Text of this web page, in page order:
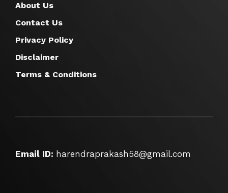
About Us
Contact Us
Privacy Policy
Disclaimer
Terms & Conditions
Email ID: harendraprakash58@gmail.com